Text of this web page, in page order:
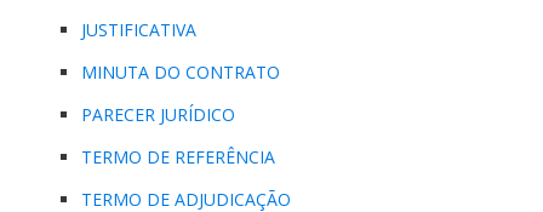
JUSTIFICATIVA
MINUTA DO CONTRATO
PARECER JURÍDICO
TERMO DE REFERÊNCIA
TERMO DE ADJUDICAÇÃO